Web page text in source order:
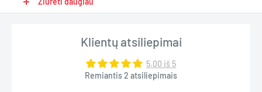
tinkančią kapučino ir latte ruošimui. Visos pieno talpyklos dalys
indaplovėje. Nereikia atskiro skalavimo su cheminėmis
Klientų atsiliepimai
5.00 iš 5
Remiantis 2 atsiliepimais